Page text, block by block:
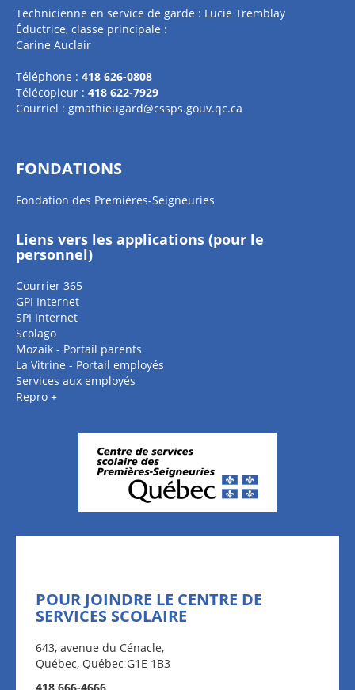
Technicienne en service de garde : Lucie Tremblay
Éductrice, classe principale :
Carine Auclair
Téléphone : 418 626-0808
Télécopieur : 418 622-7929
Courriel : gmathieugard@cssps.gouv.qc.ca
FONDATIONS
Fondation des Premières-Seigneuries
Liens vers les applications (pour le
personnel)
Courrier 365
GPI Internet
SPI Internet
Scolago
Mozaik - Portail parents
La Vitrine - Portail employés
Services aux employés
Repro +
POUR JOINDRE LE CENTRE DE
SERVICES SCOLAIRE
643, avenue du Cénacle,
Québec, Québec G1E 1B3